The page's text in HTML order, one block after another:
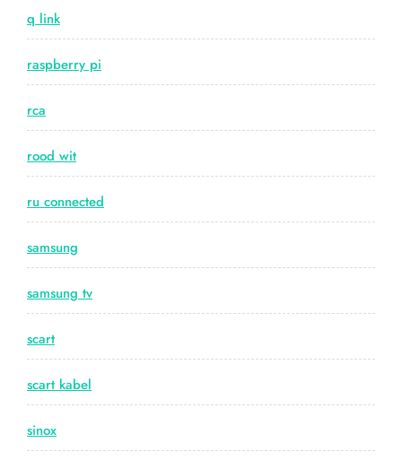
q link
raspberry pi
rca
rood wit
ru connected
samsung
samsung tv
scart
scart kabel
sinox